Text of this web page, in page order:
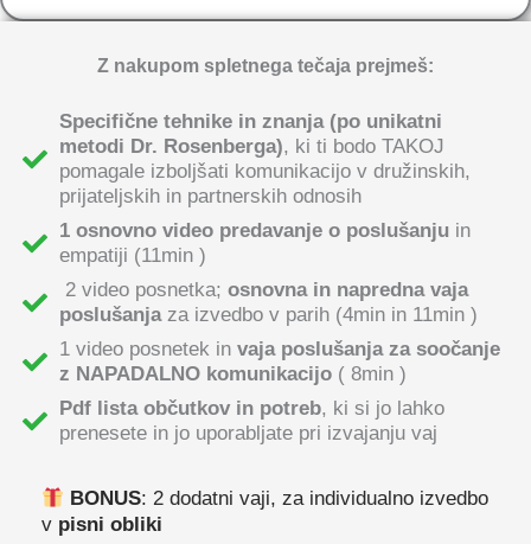
Z nakupom spletnega tečaja prejmeš:
Specifične tehnike in znanja (po unikatni
metodi Dr. Rosenberga), ki ti bodo TAKOJ
pomagale izboljšati komunikacijo v družinskih,
prijateljskih in partnerskih odnosih
1 osnovno video predavanje o poslušanju in
empatiji (11min )
2 video posnetka;osnovna in napredna vaja
poslušanjaza izvedbo v parih (4min in 11min )
1 video posnetek invaja poslušanja za soočanje
z NAPADALNO komunikacijo ( 8min )
Pdf lista občutkov in potreb, ki si jo lahko
prenesete in jo uporabljate pri izvajanju vaj
BONUS: 2 dodatni vaji, za individualno izvedbo
v pisni obliki